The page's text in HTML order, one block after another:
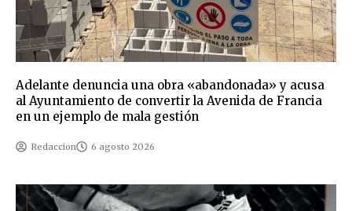
Adelante denuncia una obra «abandonada» y acusa
al Ayuntamiento de convertir la Avenida de Francia
en un ejemplo de mala gestión
Redaccion 6 agosto 2026